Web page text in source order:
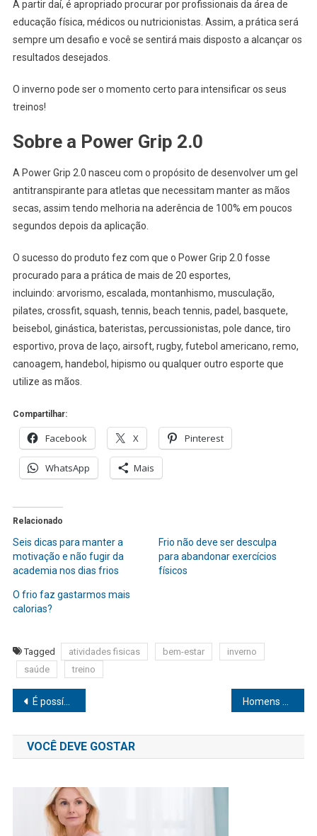
A partir daí, é apropriado procurar por profissionais da área de
educação física, médicos ou nutricionistas. Assim, a prática será
sempre um desafio e você se sentirá mais disposto a alcançar os
resultados desejados.
O inverno pode ser o momento certo para intensificar os seus
treinos!
Sobre a Power Grip 2.0
A Power Grip 2.0 nasceu com o propósito de desenvolver um gel
antitranspirante para atletas que necessitam manter as mãos
secas, assim tendo melhoria na aderência de 100% em poucos
segundos depois da aplicação.
O sucesso do produto fez com que o Power Grip 2.0 fosse
procurado para a prática de mais de 20 esportes,
incluindo: arvorismo, escalada, montanhismo, musculação,
pilates, crossfit, squash, tennis, beach tennis, padel, basquete,
beisebol, ginástica, bateristas, percussionistas, pole dance, tiro
esportivo, prova de laço, airsoft, rugby, futebol americano, remo,
canoagem, handebol, hipismo ou qualquer outro esporte que
utilize as mãos.
Compartilhar:
Facebook X Pinterest
WhatsApp Mais
Relacionado
Seis dicas para manter a
motivação e não fugir da
academia nos dias frios
Frio não deve ser desculpa
para abandonar exercícios
físicos
O frio faz gastarmos mais
calorias?
Tagged atividades fisicas bem-estar
inverno
saúde
treino
Navegação
de
Post
É possível realizar transplante capilar em casos de calvície avançada?
VOCÊ DEVE GOSTAR